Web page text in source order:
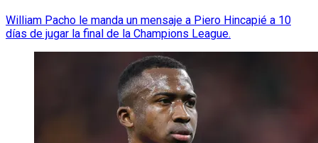
William Pacho le manda un mensaje a Piero Hincapié a 10
días de jugar la final de la Champions League.